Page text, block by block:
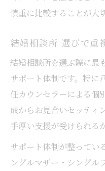
入会金無料や更
成婚につながる結
八王子で成婚
意
結婚相談所の
成婚率が高い
八王子 結婚相
結婚相談所で
コツ
慎重に比較することが大
結婚相談所 選びで重
結婚相談所を選ぶ際に最
サポート体制です。特に
任カウンセラーによる個
成からお見合いセッティ
手厚い支援が受けられる
サポート体制が整ってい
ングルマザー・シングル